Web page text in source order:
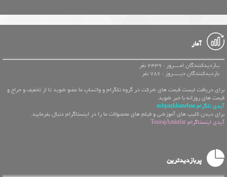
آمار
بـازدیدکنندگان امــــروز : 2439 نفر
بازدیدکنندگان دیـــــروز : 786 نفر
برای دریافت لیست قیمت های شرکت در گروه تلگرام و واتساپ ما عضو شوید تا از تخفیف و حراج و
قیمت های روزانه با خبر شوید.
آیدی تلگرام ashpazkhanehaa
برای دیدن کلیپ های آموزشی و فیلم های محصولات ما را در اینستاگرام دنبال بفرمایید.
آیدی اینستاگرام TourajAminfar
پربازدیدترین